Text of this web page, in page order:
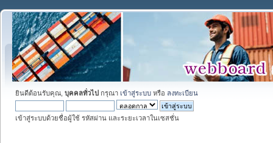
ยินดีต้อนรับคุณ, บุคคลทั่วไป กรุณา เข้าสู่ระบบ หรือ ลงทะเบียน
เข้าสู่ระบบด้วยชื่อผู้ใช้ รหัสผ่าน และระยะเวลาในเซสชั่น